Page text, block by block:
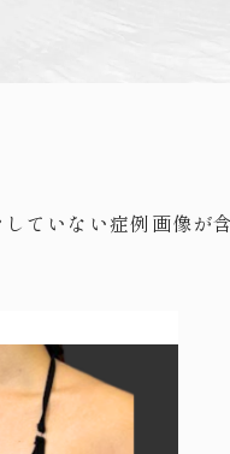
ていない症例画像が